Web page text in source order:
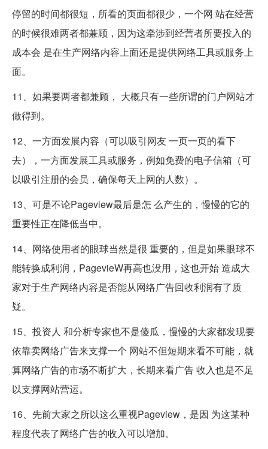
停留的时间都很短，所看的页面都很少，一个网 站在经营
的时候很难两者都兼顾，因为这牵涉到经营者所要投入的
成本会 是在生产网络内容上面还是提供网络工具或服务上
面。
11、如果要两者都兼顾， 大概只有一些所谓的门户网站才
做得到。
12、一方面发展内容（可以吸引网友 一页一页的看下
去），一方面发展工具或服务，例如免费的电子信箱（可
以吸引注册的会员，确保每天上网的人数）。
13、可是不论Pageview最后是怎 么产生的，慢慢的它的
重要性正在降低当中。
14、网络使用者的眼球当然是很 重要的，但是如果眼球不
能转换成利润，PagevieW再高也没用，这也开始 造成大
家对于生产网络内容是否能从网络广告回收利润有了质
疑。
15、投资人 和分析专家也不是傻瓜，慢慢的大家都发现要
依靠卖网络广告来支撑一个 网站不但短期来看不可能，就
算网络广告的市场不断扩大，长期来看广告 收入也是不足
以支撑网站营运。
16、先前大家之所以这么重视Pageview，是因 为这某种
程度代表了网络广告的收入可以增加。